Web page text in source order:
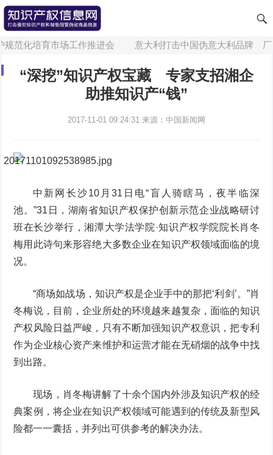
化培育市场工作推进会 意大利打击中国伪意大利品牌 厂家
“深挖”知识产权宝藏 专家支招湘企
助推知识产“钱”
2017-11-01 09:24:31 来源：中国新闻网
中新网长沙10月31日电“盲人骑瞎马，夜半临深
池。”31日，湖南省知识产权保护创新示范企业战略研讨
班在长沙举行，湘潭大学法学院·知识产权学院院长肖冬
梅用此诗句来形容绝大多数企业在知识产权领域面临的境
况。
“商场如战场，知识产权是企业手中的那把‘利剑’。”肖
冬梅说，目前，企业所处的环境越来越复杂，面临的知识
产权风险日益严峻，只有不断加强知识产权意识，把专利
作为企业核心资产来维护和运营才能在无硝烟的战争中找
到出路。
现场，肖冬梅讲解了十余个国内外涉及知识产权的经
典案例，将企业在知识产权领域可能遇到的传统及新型风
险都一一囊括，并列出可供参考的解决办法。